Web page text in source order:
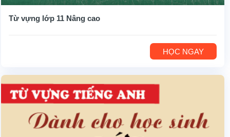
Từ vựng lớp 11 Nâng cao
HỌC NGAY